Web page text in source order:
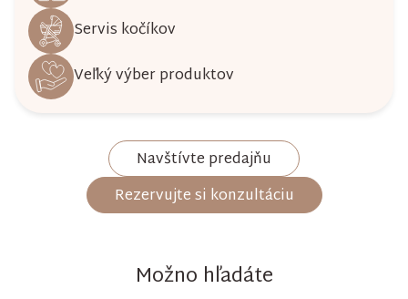
Servis kočíkov
Veľký výber produktov
Navštívte predajňu
Rezervujte si konzultáciu
Možno hľadáte